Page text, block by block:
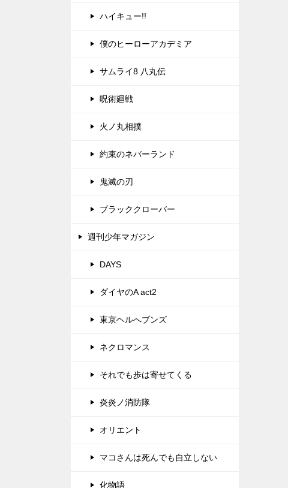
ハイキュー!!
僕のヒーローアカデミア
サムライ8 八丸伝
呪術廻戦
火ノ丸相撲
約束のネバーランド
鬼滅の刃
ブラッククローバー
週刊少年マガジン
DAYS
ダイヤのA act2
東京ヘルへブンズ
ネクロマンス
それでも歩は寄せてくる
炎炎ノ消防隊
オリエント
マコさんは死んでも自立しない
化物語